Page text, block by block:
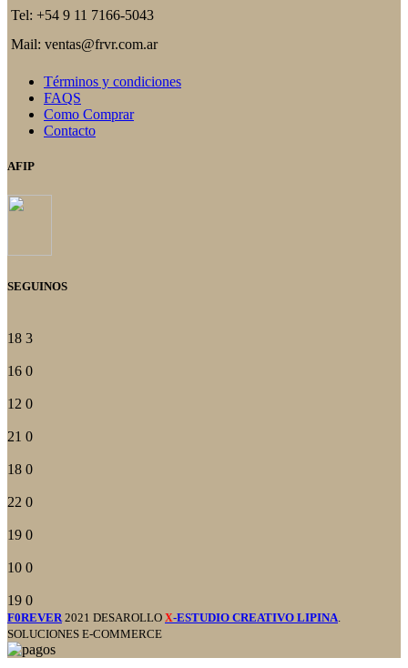
Tel: +54 9 11 7166-5043
Mail: ventas@frvr.com.ar
Términos y condiciones
FAQS
Como Comprar
Contacto
AFIP
SEGUINOS
18 3
16 0
12 0
21 0
18 0
22 0
19 0
10 0
19 0
F0REVER 2021 DESAROLLO X-ESTUDIO CREATIVO LIPINA
SOLUCIONES E-COMMERCE